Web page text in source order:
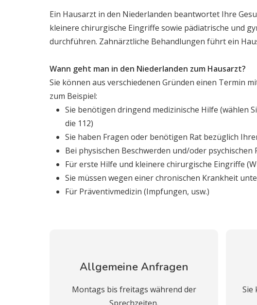
Huisregels
Ein Hausarzt in den Niederlanden beantwortet Ihre
kleinere chirurgische Eingriffe sowie pädiatrische und
durchführen. Zahnärztliche Behandlungen führt ein
Wann geht man in den Niederlanden zum Hausarzt?
Sie können aus verschiedenen Gründen einen Termin
zum Beispiel:
Sie benötigen dringend medizinische Hilfe (wählen
die 112)
Sie haben Fragen oder benötigen Rat bezüglich
Bei physischen Beschwerden und/oder psychischen
Für erste Hilfe und kleinere chirurgische Eingriffe
Sie müssen wegen einer chronischen Krankheit
Für Präventivmedizin (Impfungen, usw.)
Allgemeine Anfragen
Montags bis freitags während der
Sie